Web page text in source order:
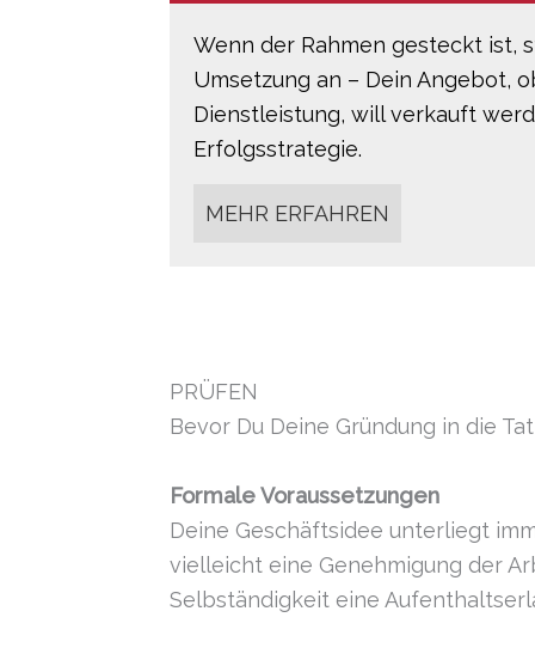
Wenn der Rahmen gesteckt ist,
Umsetzung an – Dein Angebot,
Dienstleistung, will verkauft
Erfolgsstrategie.
MEHR ERFAHREN
PRÜFEN
Bevor Du Deine Gründung in die
Formale Voraussetzungen
Deine Geschäftsidee unterliegt
vielleicht eine Genehmigung der
Selbständigkeit eine